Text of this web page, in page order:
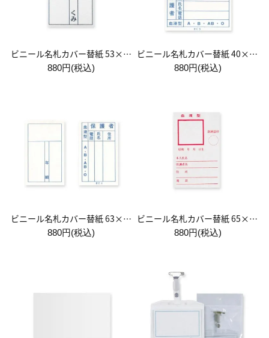
ビニール名札カバー替紙 53×32(mm)
880円(税込)
ビニール名札カバー替紙 40×63(mm)
880円(税込)
ビニール名札カバー替紙 63×38(mm)
880円(税込)
ビニール名札カバー替紙 65×55(mm)
880円(税込)